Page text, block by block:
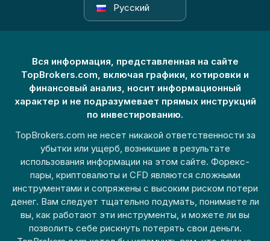
Русский
Вся информация, представленная на сайте
TopBrokers.com, включая графики, котировки и
финансовый анализ, носит информационный
характер и не подразумевает прямых инструкций
по инвестированию.
TopBrokers.com не несет никакой ответственности за
убытки или ущерб, возникшие в результате
использования информации на этом сайте. Форекс-
пары, криптовалюты и CFD являются сложными
инструментами и сопряжены с высоким риском потери
денег. Вам следует тщательно подумать, понимаете ли
вы, как работают эти инструменты, и можете ли вы
позволить себе рискнуть потерять свои деньги.